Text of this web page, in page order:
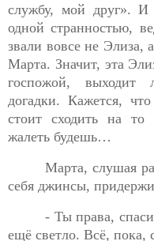
службу, мой друг». И
одной странностью,
звали вовсе не Элиза,
Марта. Значит, эта
госпожой, выходит
догадки. Кажется,
стоит сходить на
жалеть будешь…
Марта, слушая
себя джинсы,
- Ты права,
ещё светло. Всё, пока,